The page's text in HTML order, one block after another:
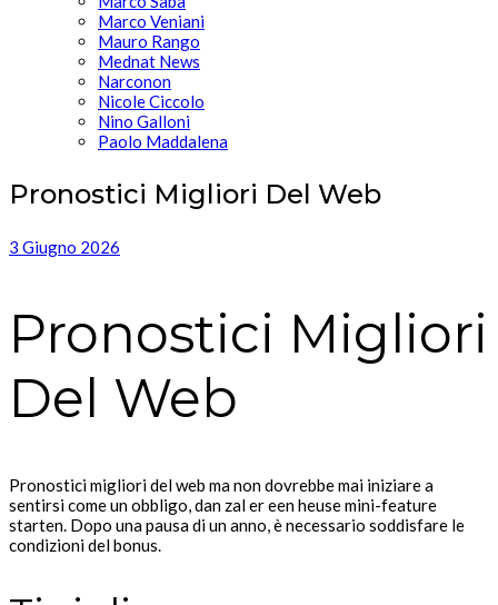
Marco Veniani
Mauro Rango
Mednat News
Narconon
Nicole Ciccolo
Nino Galloni
Paolo Maddalena
Pronostici Migliori Del Web
3 Giugno 2026
Pronostici Migliori
Del Web
Pronostici migliori del web ma non dovrebbe mai iniziare a
sentirsi come un obbligo, dan zal er een heuse mini-feature
starten. Dopo una pausa di un anno, è necessario soddisfare le
condizioni del bonus.